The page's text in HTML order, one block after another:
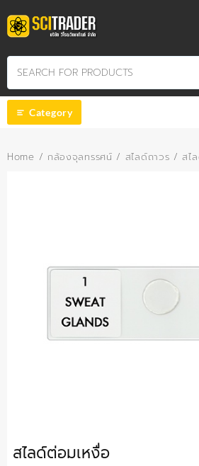
to
content
Category
Home / กล้องจุลทรรศน์ / สไลด์ถาวร / สไ
สไลด์ต่อมเหงื่อ